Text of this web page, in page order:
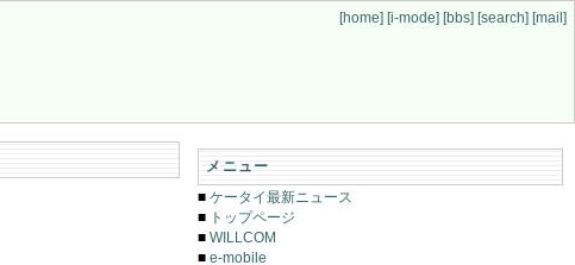
[home] [i-mode] [bbs] [search] [mail]
メニュー
■ケータイ最新ニュース
■ トップページ
■WILLCOM
■e-mobile